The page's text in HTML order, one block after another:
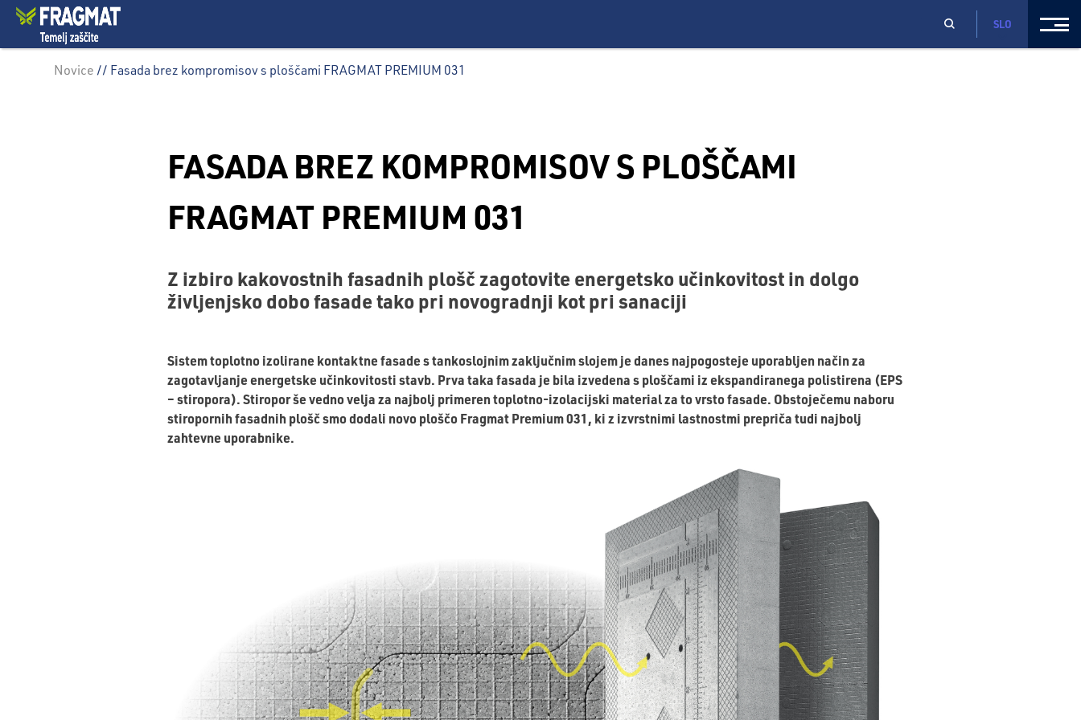
SLO
Novice // Fasada brez kompromisov s ploščami FRAGMAT PREMIUM 031
FASADA BREZ KOMPROMISOV S PLOŠČAMI
FRAGMAT PREMIUM 031
Z izbiro kakovostnih fasadnih plošč zagotovite energetsko učinkovitost in dolgo
življenjsko dobo fasade tako pri novogradnji kot pri sanaciji
Sistem toplotno izolirane kontaktne fasade s tankoslojnim zaključnim slojem je danes najpogosteje uporabljen način za
zagotavljanje energetske učinkovitosti stavb. Prva taka fasada je bila izvedena s ploščami iz ekspandiranega polistirena (EPS
– stiropora). Stiropor še vedno velja za najbolj primeren toplotno-izolacijski material za to vrsto fasade. Obstoječemu naboru
stiropornih fasadnih plošč smo dodali novo ploščo Fragmat Premium 031, ki z izvrstnimi lastnostmi prepriča tudi najbolj
zahtevne uporabnike.